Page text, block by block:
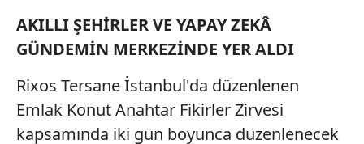
AKILLI ŞEHİRLER VE YAPAY ZEKÂ
GÜNDEMİN MERKEZİNDE YER ALDI
Rixos Tersane İstanbul'da düzenlenen
Emlak Konut Anahtar Fikirler Zirvesi
kapsamında iki gün boyunca düzenlenecek